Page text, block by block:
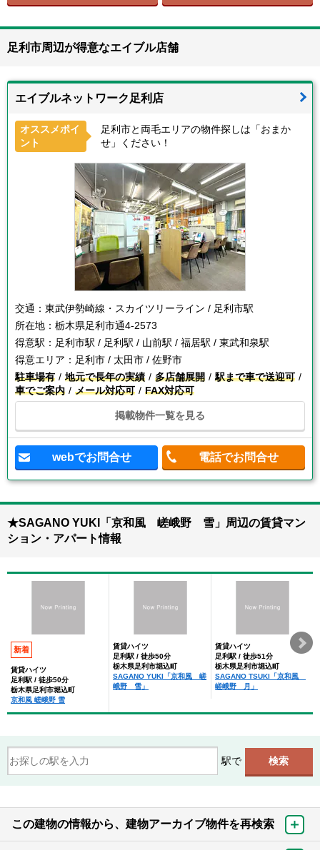
足利市周辺が得意なエイブル店舗
エイブルネットワーク足利店
オススメポイ
ント
足利市と両毛エリアの物件探しは「おまか
せ」ください！
交通： 東武伊勢崎線・スカイツリーライン / 足利市駅
所在地： 栃木県足利市通4-2573
得意駅： 足利市駅 / 足利駅 / 山前駅 / 福居駅 / 東武和泉駅
得意エリア： 足利市 / 太田市 / 佐野市
駐車場有
地元で長年の実績 多店舗展開
駅まで車で送迎可
車でご案内
メール対応可 FAX対応可
掲載物件一覧を見る
webでお問合せ 電話でお問合せ
★SAGANO YUKI「京和風 嵯峨野 雪」周辺の賃貸マン
ション・アパート情報
新着
賃貸ハイツ
足利駅 / 徒歩50分
栃木県足利市堀込町
京和風 嵯峨野 雪
賃貸ハイツ
足利駅 / 徒歩50分
栃木県足利市堀込町
SAGANO YUKI「京和風 嵯
峨野 雪」
賃貸ハイツ
足利駅 / 徒歩51分
栃木県足利市堀込町
SAGANO TSUKI「京和風
嵯峨野 月」
駅で
この建物の情報から、建物アーカイブ物件を再検索